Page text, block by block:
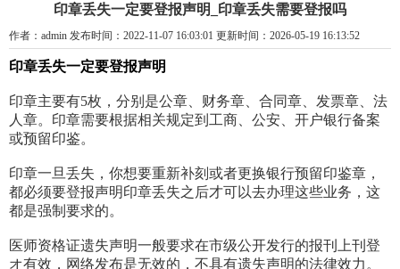
印章丢失一定要登报声明_印章丢失需要登报吗
作者：admin 发布时间：2022-11-07 16:03:01 更新时间：2026-05-19 16:13:52
印章丢失一定要登报声明
印章主要有5枚，分别是公章、财务章、合同章、发票章、法
人章。印章需要根据相关规定到工商、公安、开户银行备案
或预留印鉴。
印章一旦丢失，你想要重新补刻或者更换银行预留印鉴章，
都必须要登报声明印章丢失之后才可以去办理这些业务，这
都是强制要求的。
医师资格证遗失声明一般要求在市级公开发行的报刊上刊登
オ有效，网络发布是无效的，不具有遗失声明的法律效力。